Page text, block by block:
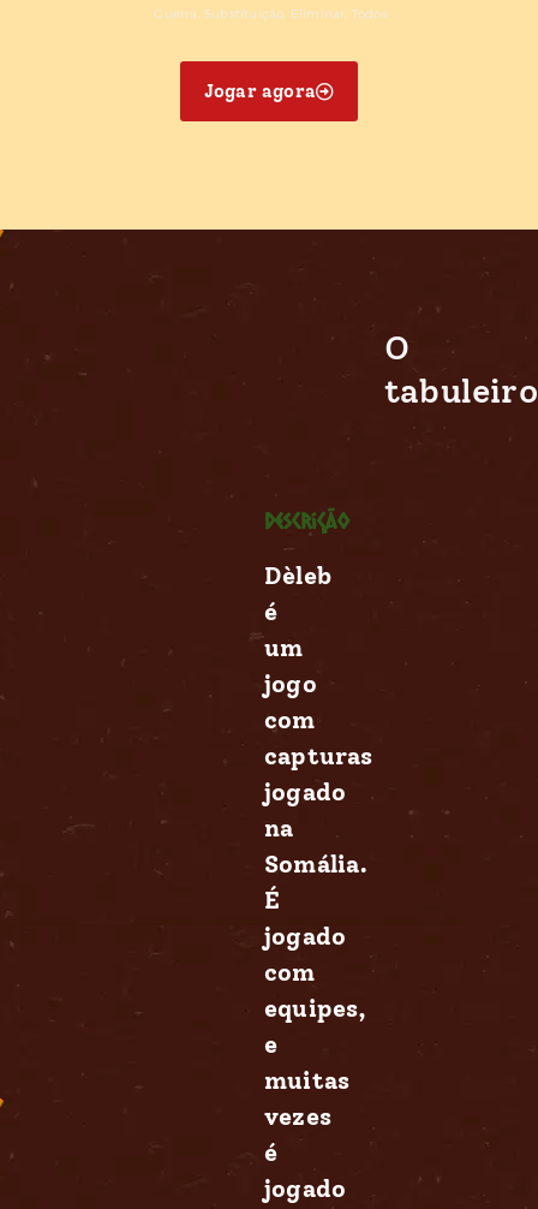
Guerra, Substituição, Eliminar, Todos
Jogar agora
O
tabuleiro
Descrição
Dèleb
é
um
jogo
com
capturas
jogado
na
Somália.
É
jogado
com
equipes,
e
muitas
vezes
é
jogado